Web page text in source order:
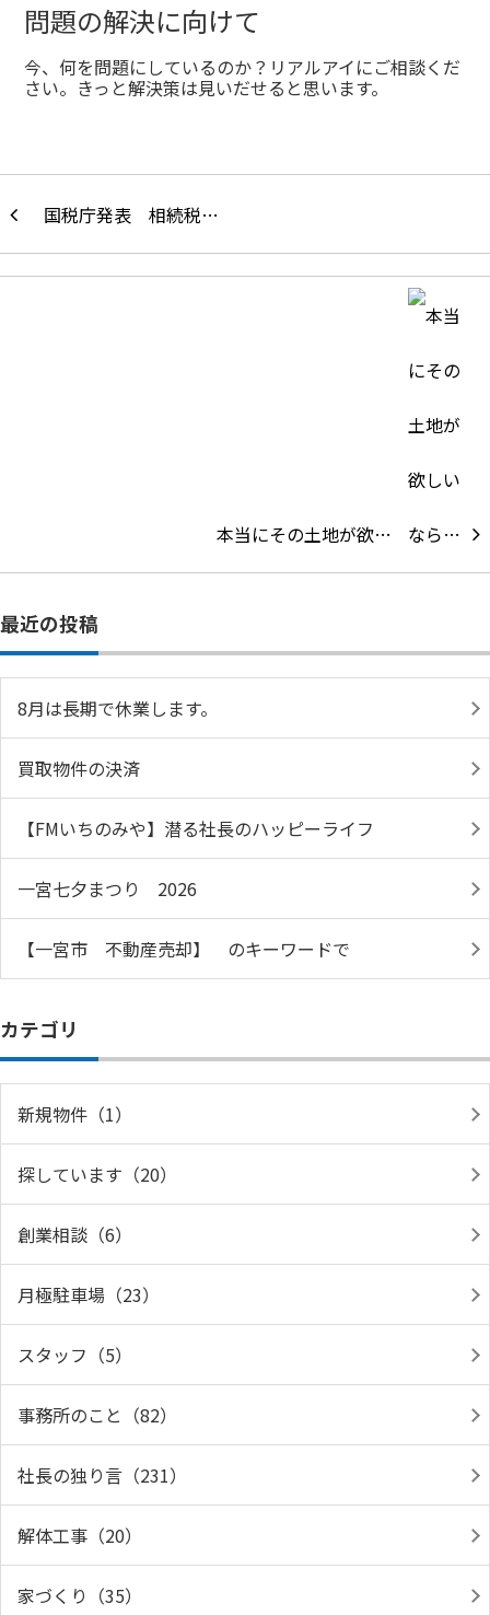
問題の解決に向けて
今、何を問題にしているのか？リアルアイにご相談くだ
さい。きっと解決策は見いだせると思います。
国税庁発表 相続税…
本当にその土地が欲…
最近の投稿
8月は長期で休業します。
買取物件の決済
【FMいちのみや】潜る社長のハッピーライフ
一宮七夕まつり 2026
【一宮市 不動産売却】 のキーワードで
カテゴリ
新規物件（1）
探しています（20）
創業相談（6）
月極駐車場（23）
スタッフ（5）
事務所のこと（82）
社長の独り言（231）
解体工事（20）
家づくり（35）